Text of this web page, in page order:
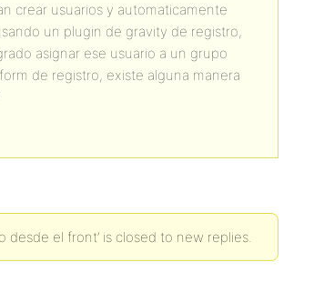
crear usuarios y automaticamente
un plugin de gravity de registro,
asignar ese usuario a un grupo
de registro, existe alguna manera
desde el front’ is closed to new replies.